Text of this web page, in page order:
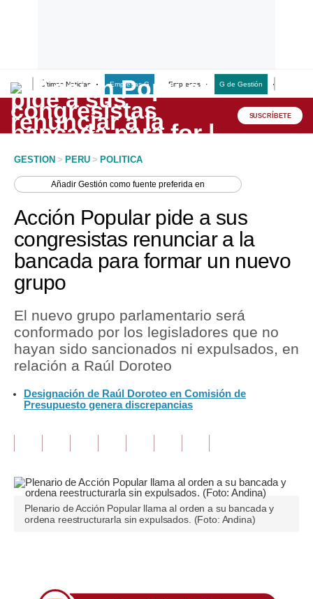
Últimas Noticias Empresas G Empresas G de Gestión
Lo último
Peru Quiosco
Economía
Mercados
Perú
Política
Tu Dinero
Finanzas Personales
Inmobiliarias
Opinión
Editorial
Pregunta de hoy
Lujo
SUSCRÍBETE
GESTION > PERU > POLITICA
AñadirGestión como fuente preferida en
Acción Popular pide a sus
congresistas renunciar a la
bancada para formar un nuevo
grupo
El nuevo grupo parlamentario será
conformado por los legisladores que no
hayan sido sancionados ni expulsados, en
relación a Raúl Doroteo
Designación de Raúl Doroteo en Comisión de
Presupuesto genera discrepancias
Plenario de Acción Popular llama al orden a su bancada y
ordena reestructurarla sin expulsados. (Foto: Andina)